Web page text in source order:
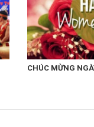
CHÚC MỪNG